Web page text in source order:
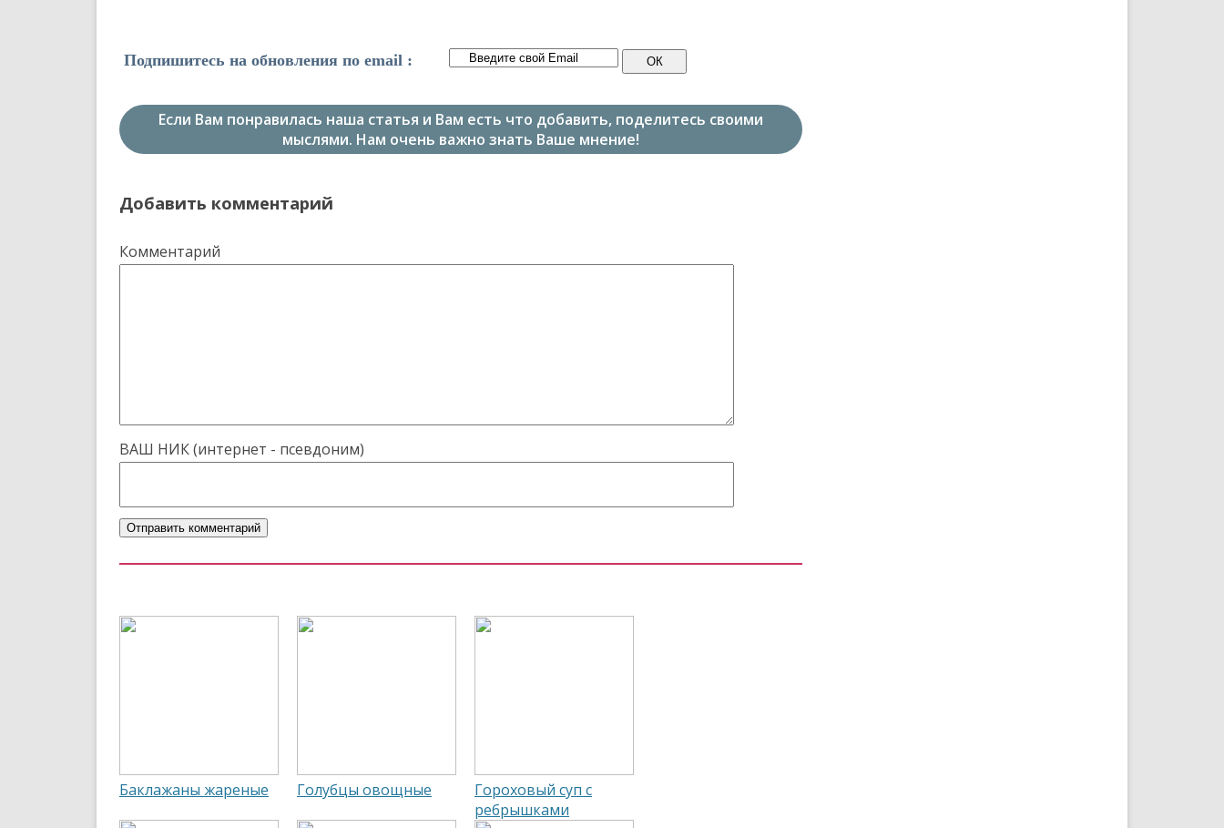
Подпишитесь на обновления по email :
Если Вам понравилась наша статья и Вам есть что добавить, поделитесь своими
мыслями. Нам очень важно знать Ваше мнение!
Добавить комментарий
Комментарий
ВАШ НИК (интернет - псевдоним)
Баклажаны жареные Голубцы овощные
Гороховый суп с
ребрышками